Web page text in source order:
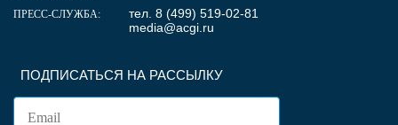
ПОДПИСАТЬСЯ НА РАССЫЛКУ
ПРЕСС-СЛУЖБА:
тел. 8 (499) 519-02-81
media@acgi.ru